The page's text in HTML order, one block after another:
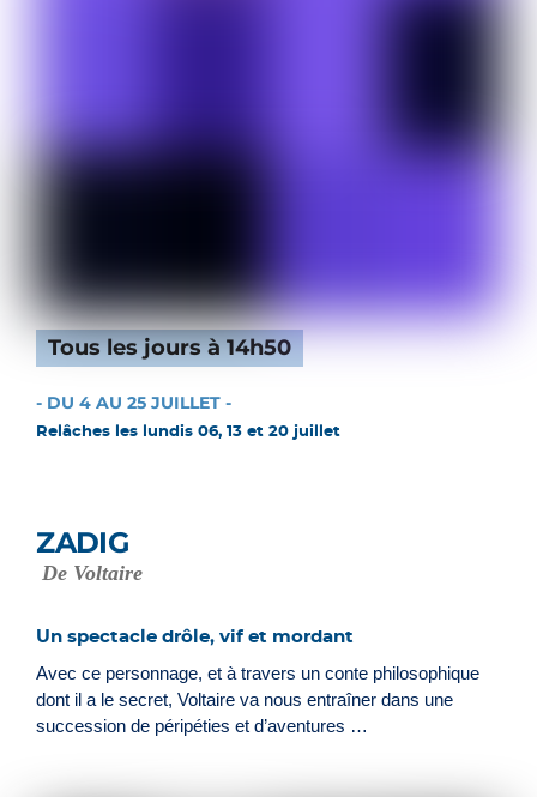
Tous les jours à 14h50
- DU 4 AU 25 JUILLET -
Relâches les lundis 06, 13 et 20 juillet
ZADIG
De Voltaire
Un spectacle drôle, vif et mordant
Avec ce personnage, et à travers un conte philosophique
dont il a le secret, Voltaire va nous entraîner dans une
succession de péripéties et d’aventures …